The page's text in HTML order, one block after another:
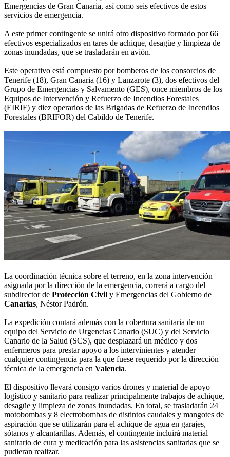
Emergencias de Gran Canaria, así como seis efectivos de estos
servicios de emergencia.
A este primer contingente se unirá otro dispositivo formado por 66
efectivos especializados en tares de achique, desagüe y limpieza de
zonas inundadas, que se trasladarán en avión.
Este operativo está compuesto por bomberos de los consorcios de
Tenerife (18), Gran Canaria (16) y Lanzarote (3), dos efectivos del
Grupo de Emergencias y Salvamento (GES), once miembros de los
Equipos de Intervención y Refuerzo de Incendios Forestales
(EIRIF) y diez operarios de las Brigadas de Refuerzo de Incendios
Forestales (BRIFOR) del Cabildo de Tenerife.
La coordinación técnica sobre el terreno, en la zona intervención
asignada por la dirección de la emergencia, correrá a cargo del
subdirector de Protección Civil y Emergencias del Gobierno de
Canarias, Néstor Padrón.
La expedición contará además con la cobertura sanitaria de un
equipo del Servicio de Urgencias Canario (SUC) y del Servicio
Canario de la Salud (SCS), que desplazará un médico y dos
enfermeros para prestar apoyo a los intervinientes y atender
cualquier contingencia para la que fuese requerido por la dirección
técnica de la emergencia en Valencia.
El dispositivo llevará consigo varios drones y material de apoyo
logístico y sanitario para realizar principalmente trabajos de achique,
desagüe y limpieza de zonas inundadas. En total, se trasladarán 24
motobombas y 8 electrobombas de distintos caudales y mangotes de
aspiración que se utilizarán para el achique de agua en garajes,
sótanos y alcantarillas. Además, el contingente incluirá material
sanitario de cura y medicación para las asistencias sanitarias que se
pudieran realizar.